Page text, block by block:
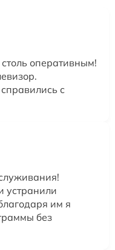
оперативным!
с
устранили
им я
без